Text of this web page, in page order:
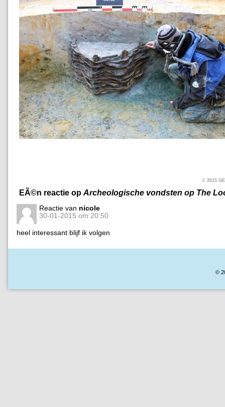
© 2015
EÃ©n reactie op Archeologische vondsten op The
Reactie van nicole
30-01-2015 om 20:50
heel interessant blijf ik volgen
©